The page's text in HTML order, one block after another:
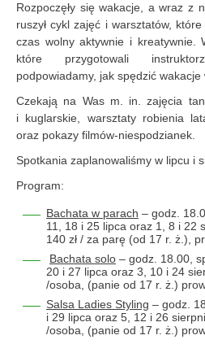
Rozpoczęły się wakacje, a wraz z
ruszył cykl zajęć i warsztatów,
czas wolny aktywnie i kreatywnie.
które przygotowali
podpowiadamy, jak spędzić wakacje
Czekają na Was m. in. zajęcia
i kuglarskie, warsztaty robienia
oraz pokazy filmów-niespodzianek.
Spotkania zaplanowaliśmy w lipcu i
Program:
Bachata w parach – godz.
11, 18 i 25 lipca oraz 1, 8 i 22
140 zł / za parę (od 17 r. ż.),
Bachata solo – godz. 18.00,
20 i 27 lipca oraz 3, 10 i 24
/osoba, (panie od 17 r. ż.)
Salsa Ladies Styling – godz.
i 29 lipca oraz 5, 12 i 26
/osoba, (panie od 17 r. ż.)